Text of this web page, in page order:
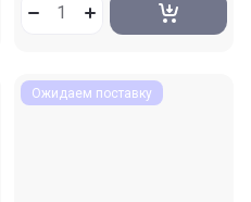
Ожидаем поставку